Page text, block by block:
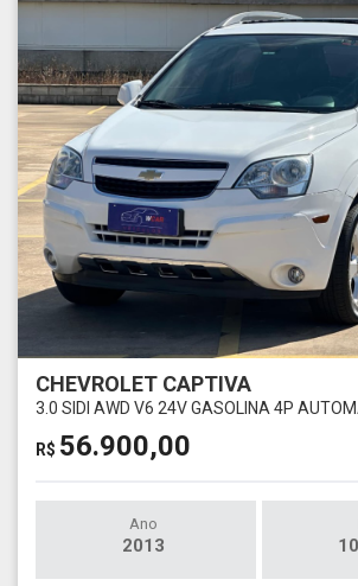
CHEVROLET CAPTIVA
3.0 SIDI AWD V6 24V GASOLINA 4P
R$ 56.900,00
Ano
2013